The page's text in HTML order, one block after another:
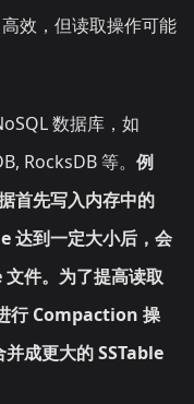
效，但读取操作可能
数据库，如
RocksDB 等。 例
首先写入内存中的
达到一定大小后，会
件。为了提高读取
行 Compaction 操
成更大的 SSTable